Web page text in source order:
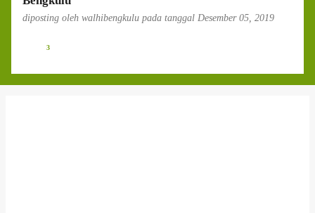
diposting oleh walhibengkulu pada tanggal Desember 05, 2019
3